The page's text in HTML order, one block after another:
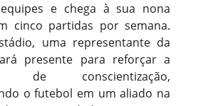
e chega à sua nona
cinco partidas por semana.
uma representante da
presente para reforçar a
de conscientização,
o futebol em um aliado na